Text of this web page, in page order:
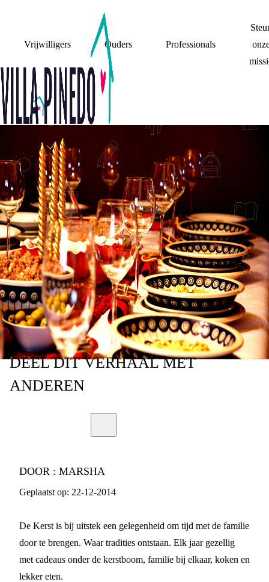
Vrijwilligers Ouders Professionals
TRADITIES
DEELDIT VERHAALMET
ANDEREN
DOOR : MARSHA
Geplaatst op: 22-12-2014
De Kerst is bij uitstek een gelegenheid om tijd met de familie
door te brengen. Waar tradities ontstaan. Elk jaar gezellig
met cadeaus onder de kerstboom, familie bij elkaar, koken en
lekker eten.